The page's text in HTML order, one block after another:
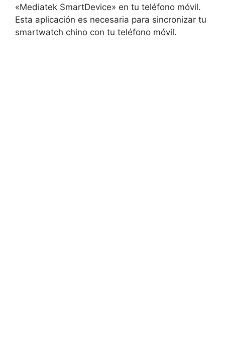
«Mediatek SmartDevice» en tu teléfono móvil.
Esta aplicación es necesaria para sincronizar tu
smartwatch chino con tu teléfono móvil.